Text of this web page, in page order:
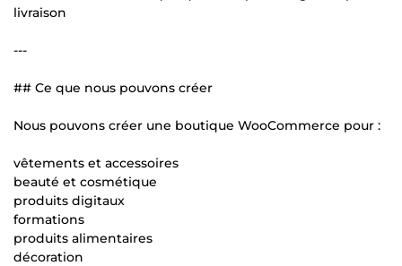
livraison
---
## Ce que nous pouvons créer
Nous pouvons créer une boutique WooCommerce pour :
vêtements et accessoires
beauté et cosmétique
produits digitaux
formations
produits alimentaires
décoration